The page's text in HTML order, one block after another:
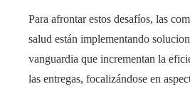
Para afrontar estos desafíos, las
salud están implementando
vanguardia que incrementan la
las entregas, focalizándose en